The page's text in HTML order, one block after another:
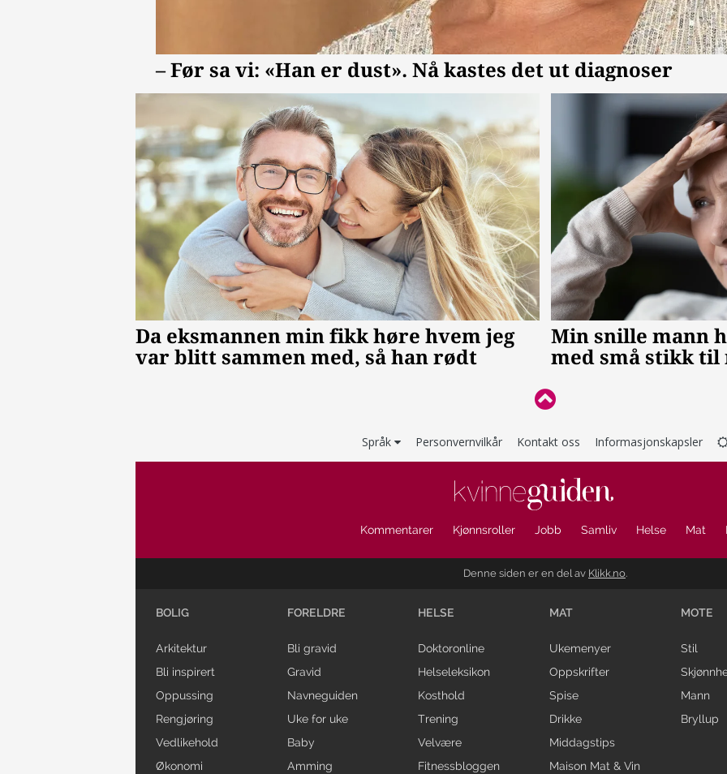
Språk Personvernvilkår Kontakt oss Informasjonskapsler
Kommentarer Kjønnsroller Jobb Samliv Helse Mat
Denne siden er en del av Klikk.no.
BOLIG
Arkitektur
Bli inspirert
Oppussing
Rengjøring
Vedlikehold
Økonomi
FORELDRE
Bli gravid
Gravid
Navneguiden
Uke for uke
Baby
Amming
HELSE
Doktoronline
Helseleksikon
Kosthold
Trening
Velvære
Fitnessbloggen
MAT
Ukemenyer
Oppskrifter
Spise
Drikke
Middagstips
Maison Mat & Vin
MOTE
Stil
Mann
Bryllup